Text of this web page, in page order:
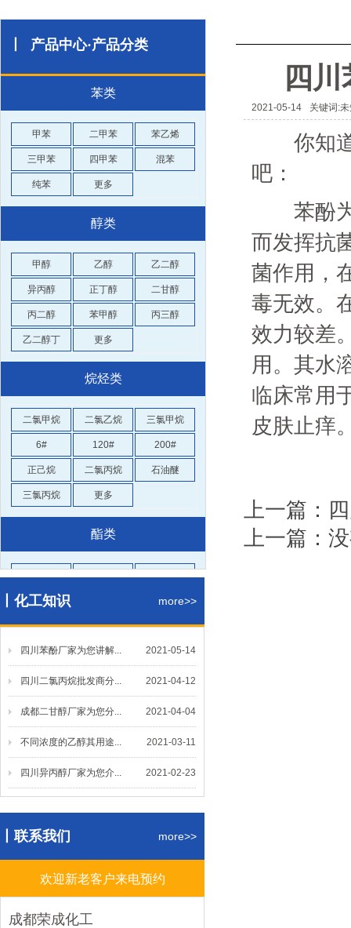
丨 产品中心·产品分类
苯类
甲苯 二甲苯 苯乙烯
三甲苯 四甲苯 混苯
纯苯 更多
醇类
甲醇 乙醇 乙二醇
异丙醇 正丁醇 二甘醇
丙二醇 苯甲醇 丙三醇
乙二醇丁 更多
烷烃类
二氯甲烷 二氯乙烷 三氯甲烷
6# 120# 200#
正己烷 二氯丙烷 石油醚
三氯丙烷 更多
酯类
醋酸乙酯 醋酸丁酯 醋酸甲酯
碳酸二甲 仲丁酯
丙烯酸丁 羟乙酯 二辛酯
二丁酯 更多
醇醚类
PMA 乙二醇丁 MTBE
乙二醇乙 CAC 更多
酚酮类
环己酮 甲基异丁
丙酮 丁酮 更多
酸碱盐
丨化工知识 more>>
四川苯酚厂家为您讲解... 2021-05-14
四川二氯丙烷批发商分... 2021-04-12
成都二甘醇厂家为您分... 2021-04-04
不同浓度的乙醇其用途... 2021-03-11
四川异丙醇厂家为您介... 2021-02-23
丨联系我们 more>>
欢迎新老客户来电预约
成都荣成化工
四
2021-05-14 关键词:
你知道
吧：
苯酚为
而发挥抗
菌作用，
毒无效。
效力较差
用。其水
临床常用
皮肤止痒
上一篇：
上一篇：